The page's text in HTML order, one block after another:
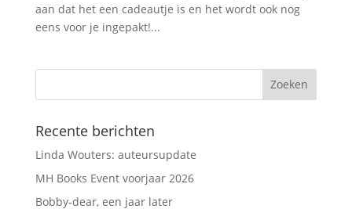
aan dat het een cadeautje is en het wordt ook nog
eens voor je ingepakt!...
Recente berichten
Linda Wouters: auteursupdate
MH Books Event voorjaar 2026
Bobby-dear, een jaar later